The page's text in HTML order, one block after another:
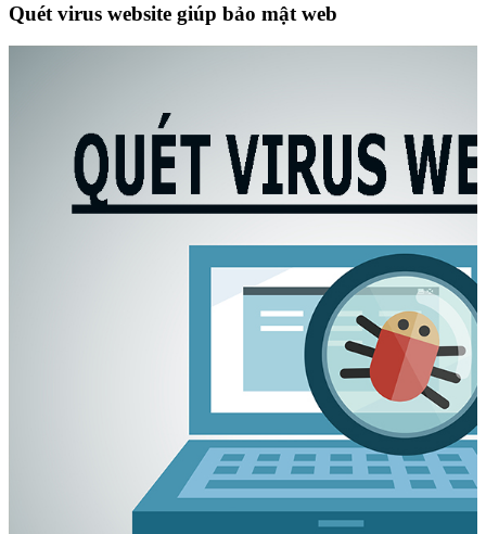
Quét virus website giúp bảo mật web